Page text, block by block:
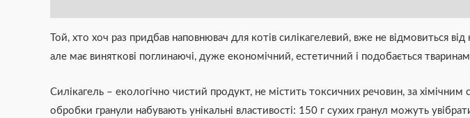
Той, хто хоч раз придбав наповнювач для котів силікагелевий, вже не відмовиться
але має виняткові поглинаючі, дуже економічний, естетичний і подобається
Силікагель – екологічно чистий продукт, не містить токсичних речовин, за
обробки гранули набувають унікальні властивості: 150 г сухих гранул можуть